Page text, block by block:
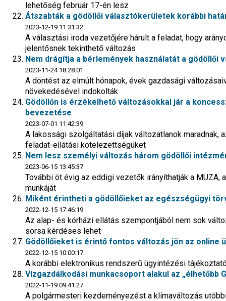
lehetőség február 17-én lesz
Átszabták a gödöllői választókerületek korábbi
2023-12-19 11:31:32
A választási iroda vezetőjére hárult a feladat, hogy
jelentősnek tekinthető változás
Nem drágítja a bérlemények használatát a gödöllői
2023-11-24 18:28:01
A döntést az elmúlt hónapok, évek gazdasági
növekedésével indokolták
Gödöllőn is érzékelhető változásokkal jár a
bevezetése
2023-07-01 11:42:39
A lakossági szolgáltatási díjak változatlanok maradnak,
feladat-ellátási kötelezettségüket
Nem lesz személyi változás három gödöllői
2023-06-15 13:45:37
További öt évig az eddigi vezetők irányíthatják a MUZA,
munkáját
Miként érintheti a gödöllőieket az egészségügyi
2022-12-15 17:46:19
Az alap- és kórházi ellátás szempontjából nem sok
sorsa kérdéses lehet
Gödöllőieket is érintő fontos változás jön az online
2022-12-15 10:00:17
A korábbi elektronikus rendszerű ügyintézési
Vízgazdálkodási munkacsoport alakul az „élhetőbb
2022-11-19 09:41:27
A polgármesteri kezdeményezést a klímaváltozás